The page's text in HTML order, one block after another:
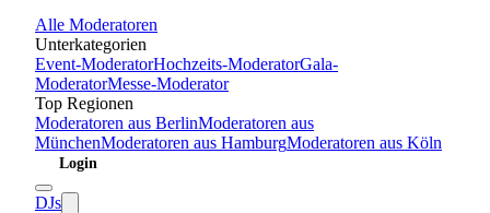
Alle Moderatoren
Unterkategorien
Event-ModeratorHochzeits-ModeratorGala-
ModeratorMesse-Moderator
Top Regionen
Moderatoren aus BerlinModeratoren aus
MünchenModeratoren aus HamburgModeratoren aus Köln
Login
DJs